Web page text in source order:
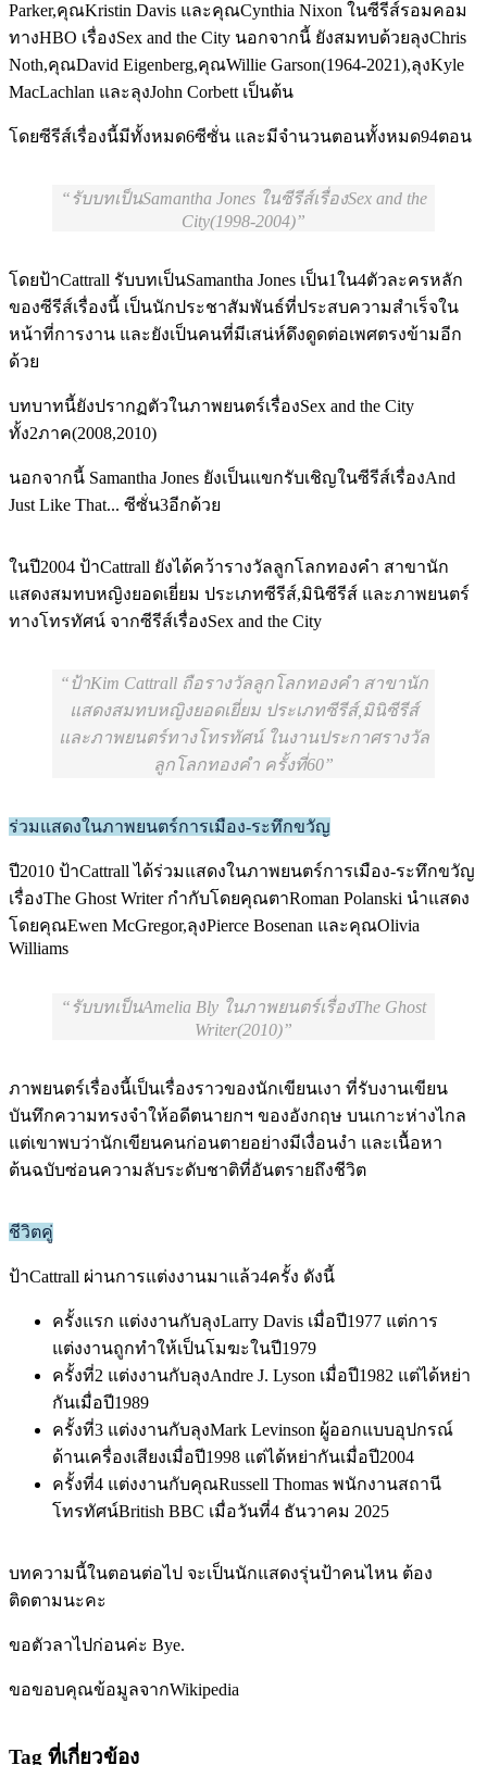
Parker,คุณKristin Davis และคุณCynthia Nixon ในซีรีส์รอมคอม
ทางHBO เรื่องSex and the City นอกจากนี้ ยังสมทบด้วยลุงChris
Noth,คุณDavid Eigenberg,คุณWillie Garson(1964-2021),ลุงKyle
MacLachlan และลุงJohn Corbett เป็นต้น
โดยซีรีส์เรื่องนี้มีทั้งหมด6ซีซั่น และมีจำนวนตอนทั้งหมด94ตอน
รับบทเป็นSamantha Jones ในซีรีส์เรื่องSex and the
City(1998-2004)
โดยป้าCattrall รับบทเป็นSamantha Jones เป็น1ใน4ตัวละครหลัก
ของซีรีส์เรื่องนี้ เป็นนักประชาสัมพันธ์ที่ประสบความสำเร็จใน
หน้าที่การงาน และยังเป็นคนที่มีเสน่ห์ดึงดูดต่อเพศตรงข้ามอีก
ด้วย
บทบาทนี้ยังปรากฏตัวในภาพยนตร์เรื่องSex and the City
ทั้ง2ภาค(2008,2010)
นอกจากนี้ Samantha Jones ยังเป็นแขกรับเชิญในซีรีส์เรื่องAnd
Just Like That... ซีซั่น3อีกด้วย
ในปี2004 ป้าCattrall ยังได้คว้ารางวัลลูกโลกทองคำ สาขานัก
แสดงสมทบหญิงยอดเยี่ยม ประเภทซีรีส์,มินิซีรีส์ และภาพยนตร์
ทางโทรทัศน์ จากซีรีส์เรื่องSex and the City
ป้าKim Cattrall ถือรางวัลลูกโลกทองคำ สาขานัก
แสดงสมทบหญิงยอดเยี่ยม ประเภทซีรีส์,มินิซีรีส์
และภาพยนตร์ทางโทรทัศน์ ในงานประกาศรางวัล
ลูกโลกทองคำ ครั้งที่60
ร่วมแสดงในภาพยนตร์การเมือง-ระทึกขวัญ
ปี2010 ป้าCattrall ได้ร่วมแสดงในภาพยนตร์การเมือง-ระทึกขวัญ
เรื่องThe Ghost Writer กำกับโดยคุณตาRoman Polanski นำแสดง
โดยคุณEwen McGregor,ลุงPierce Bosenan และคุณOlivia
Williams
รับบทเป็นAmelia Bly ในภาพยนตร์เรื่องThe Ghost
Writer(2010)
ภาพยนตร์เรื่องนี้เป็นเรื่องราวของนักเขียนเงา ที่รับงานเขียน
บันทึกความทรงจำให้อดีตนายกฯ ของอังกฤษ บนเกาะห่างไกล
แต่เขาพบว่านักเขียนคนก่อนตายอย่างมีเงื่อนงำ และเนื้อหา
ต้นฉบับซ่อนความลับระดับชาติที่อันตรายถึงชีวิต
ชีวิตคู่
ป้าCattrall ผ่านการแต่งงานมาแล้ว4ครั้ง ดังนี้
ครั้งแรก แต่งงานกับลุงLarry Davis เมื่อปี1977 แต่การ
แต่งงานถูกทำให้เป็นโมฆะในปี1979
ครั้งที่2 แต่งงานกับลุงAndre J. Lyson เมื่อปี1982 แต่ได้หย่า
กันเมื่อปี1989
ครั้งที่3 แต่งงานกับลุงMark Levinson ผู้ออกแบบอุปกรณ์
ด้านเครื่องเสียงเมื่อปี1998 แต่ได้หย่ากันเมื่อปี2004
ครั้งที่4 แต่งงานกับคุณRussell Thomas พนักงานสถานี
โทรทัศน์British BBC เมื่อวันที่4 ธันวาคม 2025
บทความนี้ในตอนต่อไป จะเป็นนักแสดงรุ่นป้าคนไหน ต้อง
ติดตามนะคะ
ขอตัวลาไปก่อนค่ะ Bye.
ขอขอบคุณข้อมูลจากWikipedia
Tag ที่เกี่ยวข้อง